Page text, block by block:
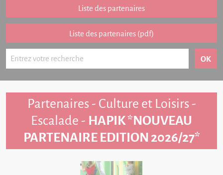
FAQ
Livre d'or
Liste des partenaires
Liste des partenaires (pdf)
Partenaires - Culture et Loisirs -
Escalade - HAPIK *NOUVEAU
PARTENAIRE EDITION 2026/27*